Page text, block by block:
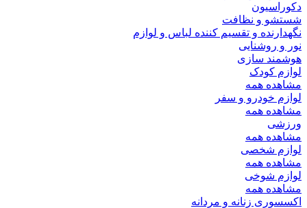
دکوراسیون
شستشو و نظافت
نگهدارنده و تقسیم کننده لباس و لوازم
نور و روشنایی
هوشمند سازی
لوازم کودک
مشاهده همه
لوازم خودرو و سفر
مشاهده همه
ورزشی
مشاهده همه
لوازم شخصی
مشاهده همه
لوازم شوخی
مشاهده همه
اکسسوری زنانه و مردانه